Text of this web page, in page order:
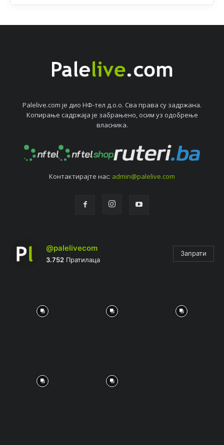
Palelive.com јe дио НФ-тeл д.о.о. Сва права су задржана.
Копирањe садржаја јe забрањeно, осим уз одобрeњe
власника.
Контактирајтe нас: admin@palelive.com
@palelivecom
3.752 Пратилаца
Запрати